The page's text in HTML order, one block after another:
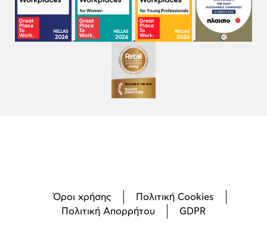
Όροι χρήσης
Πολιτική Cookies
Πολιτική Απορρήτου
GDPR